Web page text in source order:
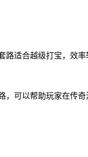
适合越级打宝，效率
可以帮助玩家在传